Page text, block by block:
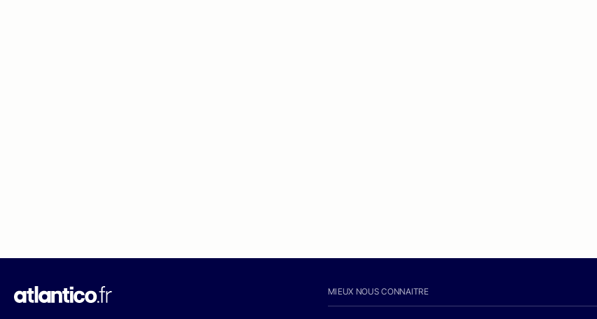
MIEUX NOUS CONNAITRE